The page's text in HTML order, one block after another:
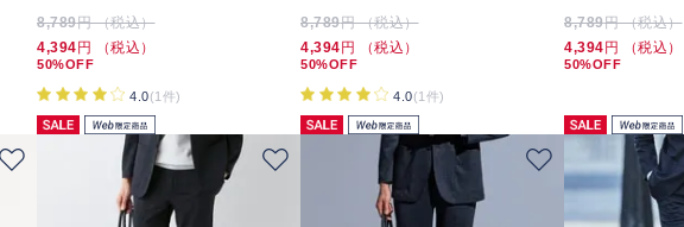
8,789円 （税込）
4,394 円 （税込）
50%OFF
4.0(1件)
8,789円 （税込）
4,394 円 （税込）
50%OFF
4.0(1件)
8,789円 （税込）
4,394 円 （税込）
50%OFF